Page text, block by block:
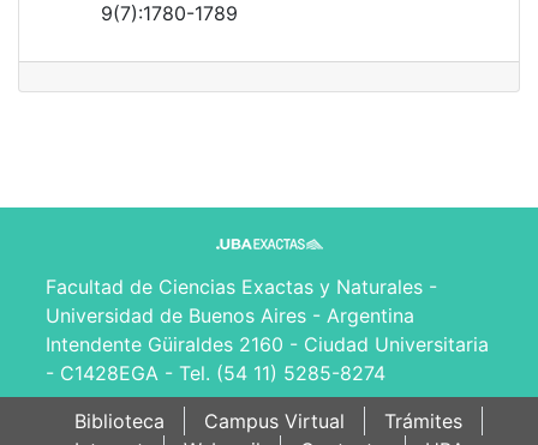
9(7):1780-1789
Facultad de Ciencias Exactas y Naturales -
Universidad de Buenos Aires - Argentina
Intendente Güiraldes 2160 - Ciudad Universitaria
- C1428EGA - Tel. (54 11) 5285-8274
Biblioteca
Campus Virtual
Trámites